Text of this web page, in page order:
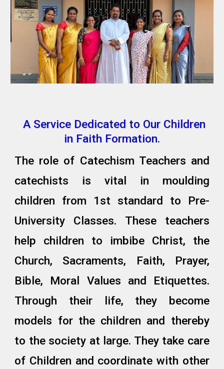
A Service Dedicated to Our Children
in Faith Formation.
The role of Catechism Teachers and
catechists is vital in moulding
children from 1st standard to Pre-
University Classes. These teachers
help children to imbibe Christ, the
Church, Sacraments, Faith, Prayer,
Bible, Moral Values and Etiquettes.
Through their life, they become
models for the children and thereby
to the society at large. They take care
of Children and coordinate with other